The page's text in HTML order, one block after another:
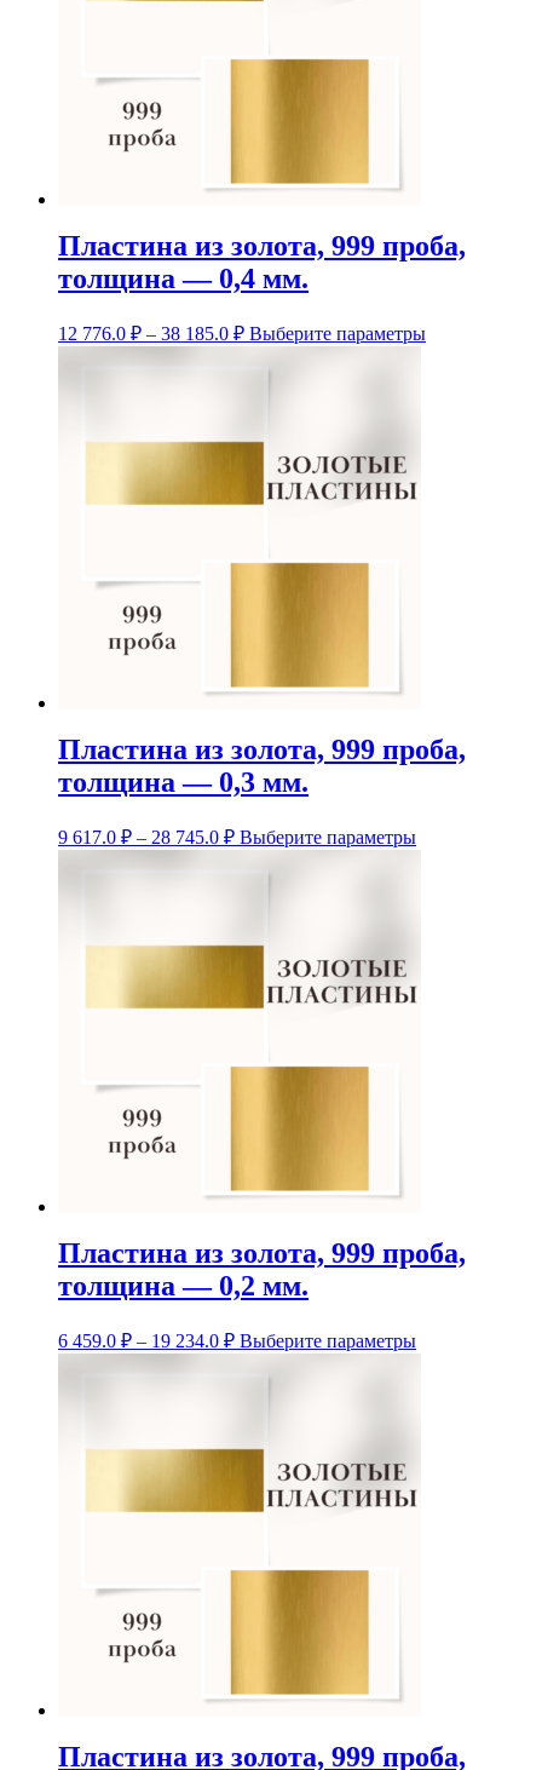
Пластина из золота, 999 проба,
толщина — 0,4 мм.
12 776.0 ₽ – 38 185.0 ₽Диапазон
цен:
38
185.0 ₽
Выберите параметрыЭтот
Пластина из золота, 999 проба,
толщина — 0,3 мм.
9 617.0 ₽ – 28 745.0 ₽Диапазон
цен:
28
745.0 ₽
Выберите параметрыЭтот
товар
выбрать
на
Пластина из золота, 999 проба,
толщина — 0,2 мм.
6 459.0 ₽ – 19 234.0 ₽Диапазон
цен:
19
234.0 ₽
Выберите параметрыЭтот
товар
выбрать
на
Пластина из золота, 999 проба,